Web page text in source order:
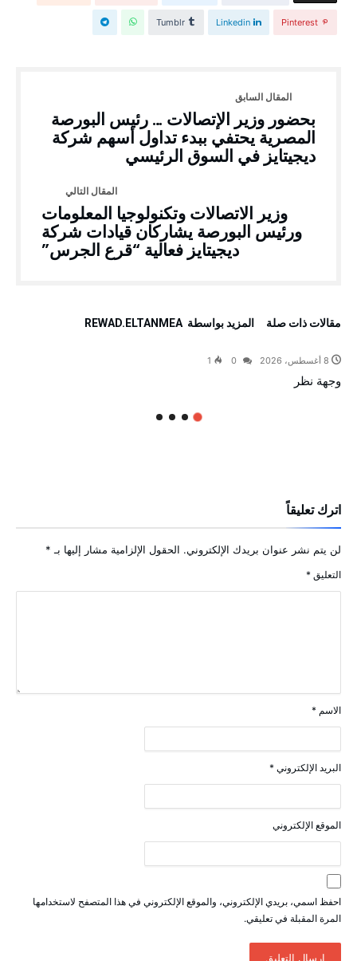
Pinterest
Linkedin
Tumblr
بحضور وزير الإتصالات … رئيس البورصة
المصرية يحتفي ببدء تداول أسهم شركة
ديجيتايز في السوق الرئيسي
وزير الاتصالات وتكنولوجيا المعلومات
ورئيس البورصة يشاركان قيادات شركة
ديجيتايز فعالية “قرع الجرس”
‫مقالات ذات صلة‬ ‫‫المزيد بواسطة‬ ‬ REWAD.ELTANMEA
8 أغسطس، 2026 1
وجهة نظر
اترك تعليقاً
لن يتم نشر عنوان بريدك الإلكتروني. الحقول الإلزامية مشار إليها بـ *
التعليق *
الاسم *
البريد الإلكتروني *
الموقع الإلكتروني
احفظ اسمي، بريدي الإلكتروني، والموقع الإلكتروني في هذا المتصفح لاستخدامها
المرة المقبلة في تعليقي.